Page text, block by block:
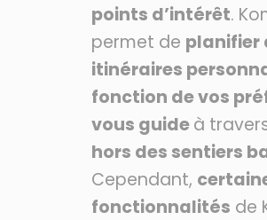
points d’intérêt.
permet de planifier
itinéraires
fonction de vos
vous guideà
hors des sentiers
Cependant,
fonctionnalités de